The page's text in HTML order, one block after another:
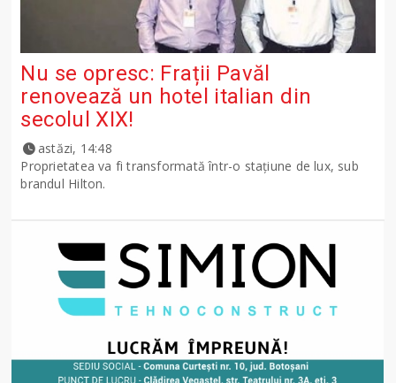
Nu se opresc: Frații Pavăl
renovează un hotel italian din
secolul XIX!
astăzi, 14:48
Proprietatea va fi transformată într-o stațiune de lux, sub
brandul Hilton.